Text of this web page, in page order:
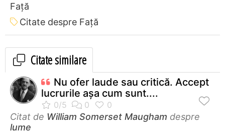
Față
Citate despre Față
Citate similare
Nu ofer laude sau critică. Accept
lucrurile aşa cum sunt....
Citat de William Somerset Maugham despre
lume